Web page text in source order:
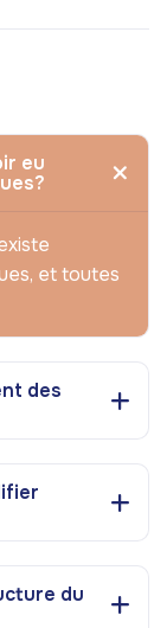
eu
et toutes
des
du